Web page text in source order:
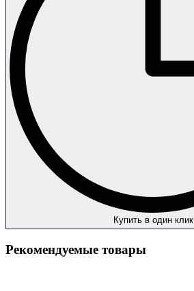
Купить в один клик
Рекомендуемые товары